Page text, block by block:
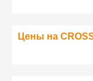
Цены на